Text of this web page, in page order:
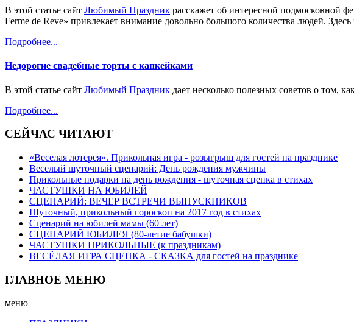
В этой статье сайт Любимый Праздник расскажет об интересной подмосковной
Ferme de Reve» привлекает внимание довольно большого количества людей.
Подробнее...
Недорогие свадебные торты с капкейками
В этой статье сайт Любимый Праздник дает несколько полезных советов о том,
Подробнее...
СЕЙЧАС ЧИТАЮТ
«Веселая лотерея». Прикольная игра - розыгрыш для гостей на празднике
Веселый шуточный сценарий: День рождения мужчины
Прикольные подарки на день рождения - шуточная сценка в стихах
ЧАСТУШКИ НА ЮБИЛЕЙ
СЦЕНАРИЙ: ВЕЧЕР ВСТРЕЧИ ВЫПУСКНИКОВ
Шуточный, прикольный гороскоп на 2017 год в стихах
Сценарий на юбилей мамы (60 лет)
СЦЕНАРИЙ ЮБИЛЕЯ (80-летие бабушки)
ЧАСТУШКИ ПРИКОЛЬНЫЕ (к праздникам)
ВЕСЁЛАЯ ИГРА СЦЕНКА - СКАЗКА для гостей на празднике
ГЛАВНОЕ МЕНЮ
меню